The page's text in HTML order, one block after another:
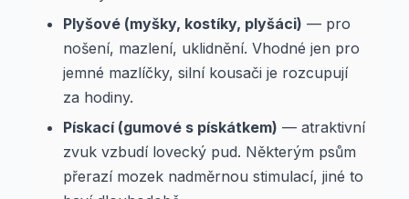
Plyšové (myšky, kostíky, plyšáci) — pro
nošení, mazlení, uklidnění. Vhodné jen pro
jemné mazlíčky, silní kousači je rozcupují
za hodiny.
Pískací (gumové s pískátkem) — atraktivní
zvuk vzbudí lovecký pud. Některým psům
přerazí mozek nadměrnou stimulací, jiné to